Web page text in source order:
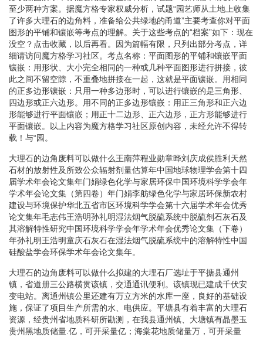
至少两种方案。据魔方格专家权威分析，试题“园艺师从土地上收集
了许多大理石的边角料，准备给公共绿地的甬道”主要考查你对平面
图形的平铺和镶嵌等考点的理解。关于这些考点的“档案”如下：现在
没空？点击收藏，以后再看。因为篇幅有限，只列出部分考点，详
细请访问魔方格学习社区。考点名称：平面图形的平铺和镶嵌平面
镶嵌：用形状、大小完全相同的一种或几种平面图形进行拼接，彼
此之间不留空隙，不重叠地拼接在一起，这就是平面镶嵌。用相同
的正多边形镶嵌：只用一种多边形时，可以进行镶嵌的是三角形、
四边形或正六边形。用不同的正多边形镶嵌：用正三角形和正六边
形能够进行平面镶嵌；用正十二边形、正六边形，正方形能够进行
平面镶嵌。以上内容为魔方格学习社区原创内容，未经允许不得转
载！与“园。
大理石的边角废料可以做什么王南萍程业勋章晔刘庆成侯胜利天然
石材的放射性及所致公众辐射剂量估算年中国地球物理学会第十四
届学术年会论文集年门娟绿色化学与家居环保中国环境科学学会年
学术年会论文集（第四卷）年门娟李舫绿色化学与家居环保新农村
建设与环境保护华北五省市区环境科学学会第十六届学术年会优秀
论文集年毛志伟王浩明孙礼明湿法烟气脱硫系统中脱硫剂石灰石及
其溶解特性研究中国环境科学学会年学术年会优秀论文集（下卷）
年孙礼明王浩明童庆石灰石在湿法烟气脱硫系统中的溶解特性中国
硅酸盐学会环保学术年会论文集年。
大理石的边角废料可以做什么拟建的大埋石厂选址于平搪县通州
镇，省道册三公路横贯该镇，交通通讯便利。该镇现已建成千伏安
变电站。离通州镇公里还建有万立方米的水库一座，良好的基础设
施，保证了项目生产所需的水、电供应。平塘县有着丰富的大理石
资源，经贵州省地质科研所勘测，在我县通州镇、大塘镇有晶墨玉
贵州黑地质储量.亿，可开采量亿；海棠花地质储量万，可开采量